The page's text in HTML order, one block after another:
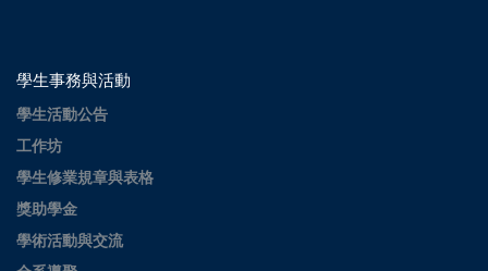
學生事務與活動
學生活動公告
工作坊
學生修業規章與表格
獎助學金
學術活動與交流